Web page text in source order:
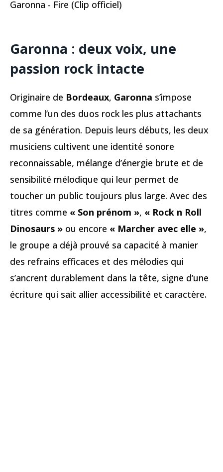
Garonna - Fire (Clip officiel)
Garonna : deux voix, une
passion rock intacte
Originaire de Bordeaux, Garonna s’impose
comme l’un des duos rock les plus attachants
de sa génération. Depuis leurs débuts, les deux
musiciens cultivent une identité sonore
reconnaissable, mélange d’énergie brute et de
sensibilité mélodique qui leur permet de
toucher un public toujours plus large. Avec des
titres comme « Son prénom », « Rock n Roll
Dinosaurs » ou encore « Marcher avec elle »,
le groupe a déjà prouvé sa capacité à manier
des refrains efficaces et des mélodies qui
s’ancrent durablement dans la tête, signe d’une
écriture qui sait allier accessibilité et caractère.